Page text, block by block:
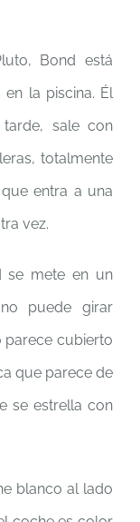
Bond está
la piscina. Él
sale con
totalmente
entra a una
vez.
se mete en un
puede girar
cubierto
que parece de
se estrella con
blanco al lado